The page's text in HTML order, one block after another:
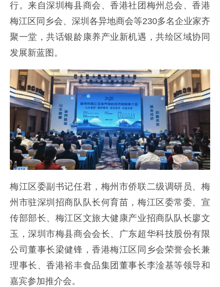
行。来自深圳梅县商会、香港社团梅州总会、香港
梅江区同乡会、深圳各异地商会等230多名企业家齐
聚一堂，共话银龄康养产业新机遇，共绘区域协同
发展新蓝图。
梅江区委副书记任君，梅州市侨联二级调研员、梅
州市驻深圳招商队队长何育苗，梅江区委常委、宣
传部部长、梅江区文旅大健康产业招商队队长廖文
玉，深圳市梅县商会会长、广东超华科技股份有限
公司董事长梁健锋，香港梅江区同乡会荣誉会长兼
理事长、香港裕丰食品集团董事长李淦基等领导和
嘉宾参加推介会。